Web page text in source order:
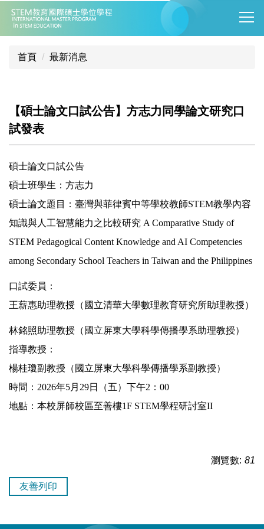
跳
到
主
首頁 最新消息
【碩士論文口試公告】方志力同學論文研究口
試發表
碩士論文口試公告
碩士班學生：方志力
碩士論文題目：臺灣與菲律賓中等學校教師STEM教學內容
知識與人工智慧能力之比較研究 A Comparative Study of
STEM Pedagogical Content Knowledge and AI Competencies
among Secondary School Teachers in Taiwan and the Philippines
口試委員：
王薪惠助理教授（國立清華大學數理教育研究所助理教授）
林銘照助理教授（國立屏東大學科學傳播學系助理教授）
指導教授：
楊桂瓊副教授（國立屏東大學科學傳播學系副教授）
時間：2026年5月29日（五）下午2：00
地點：本校屏師校區至善樓1F STEM學程研討室II
瀏覽數: 81
友善列印